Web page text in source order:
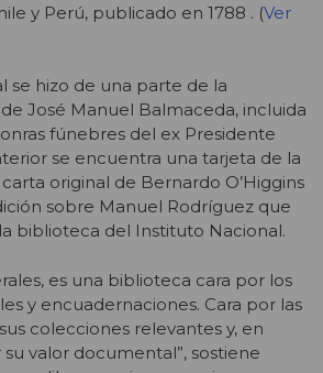
y Perú, publicado en 1788 . (Ver
se hizo de una parte de la
José Manuel Balmaceda, incluida
fúnebres del ex Presidente
se encuentra una tarjeta de la
original de Bernardo O’Higgins
sobre Manuel Rodríguez que
biblioteca del Instituto Nacional.
es una biblioteca cara por los
y encuadernaciones. Cara por las
colecciones relevantes y, en
su valor documental”, sostiene